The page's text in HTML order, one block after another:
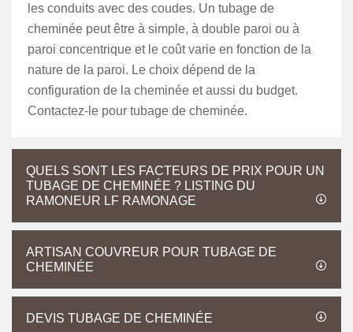
les conduits avec des coudes. Un tubage de
cheminée peut être à simple, à double paroi ou à
paroi concentrique et le coût varie en fonction de la
nature de la paroi. Le choix dépend de la
configuration de la cheminée et aussi du budget.
Contactez-le pour tubage de cheminée.
QUELS SONT LES FACTEURS DE PRIX POUR UN
TUBAGE DE CHEMINÉE ? LISTING DU
RAMONEUR LF RAMONAGE
ARTISAN COUVREUR POUR TUBAGE DE
CHEMINÉE
DEVIS TUBAGE DE CHEMINÉE